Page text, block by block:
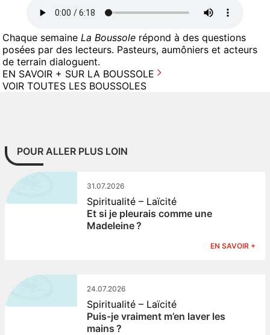
Chaque semaine La Boussole répond à des questions
posées par des lecteurs. Pasteurs, aumôniers et acteurs
de terrain dialoguent.
EN SAVOIR + SUR LA BOUSSOLE
VOIR TOUTES LES BOUSSOLES
POUR ALLER PLUS LOIN
31.07.2026
Spiritualité – Laïcité
Et si je pleurais comme une
Madeleine ?
EN SAVOIR +
24.07.2026
Spiritualité – Laïcité
Puis-je vraiment m’en laver les
mains ?